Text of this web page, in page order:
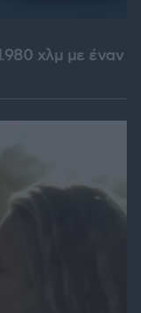
χλμ με έναν